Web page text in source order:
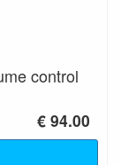
control
€ 94.00